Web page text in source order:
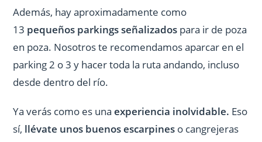
Además, hay aproximadamente como
13 pequeños parkings señalizados para ir de poza
en poza. Nosotros te recomendamos aparcar en el
parking 2 o 3 y hacer toda la ruta andando, incluso
desde dentro del río.
Ya verás como es unaexperiencia inolvidable. Eso
sí, llévate unos buenos escarpines o cangrejeras